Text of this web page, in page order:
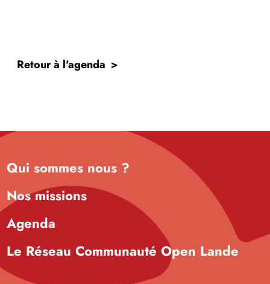
Retour à l'agenda
Qui sommes nous ?
Nos missions
Agenda
Le Réseau Communauté Open Lande